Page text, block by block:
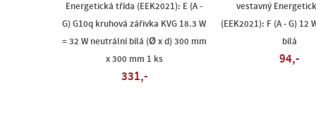
Energetická třída (EEK2021): E (A -
G) G10q kruhová zářivka KVG 18.3 W
= 32 W neutrální bílá (Ø x d) 300 mm
x 300 mm 1 ks
331,-
vestavný
(EEK2021): F (A - G) 12
bílá
94,-